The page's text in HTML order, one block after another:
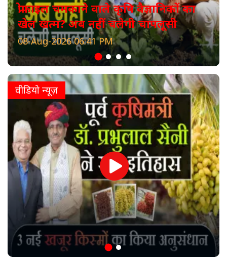
प्रोफाइल चमकाने वाले कृषि वैज्ञानिकों का
खेल खत्म? अब नहीं चलेगी चापलूसी
08-Aug-2026 06:41 PM
वीडियो न्यूज़